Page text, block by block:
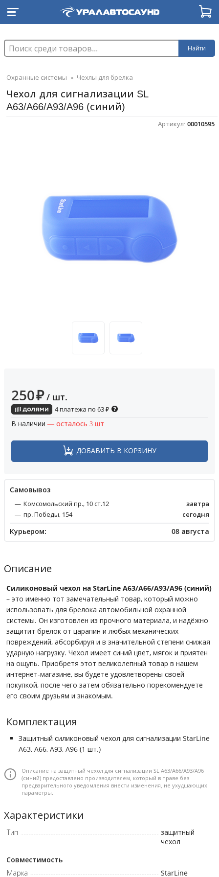
Найти
Охранные системы » Чехлы для брелка
Чехол для сигнализации SL
A63/A66/A93/A96 (синий)
Артикул: 00010595
250₽ / шт.
4 платежа по 63₽
В наличии — осталось 3 шт.
ДОБАВИТЬ В КОРЗИНУ
Cамовывоз
Комсомольский пр., 10 ст.12
завтра
пр. Победы, 154
сегодня
Курьером: 08 августа
Описание
Силиконовый чехол на StarLine A63/A66/A93/A96 (синий)
– это именно тот замечательный товар, который можно
использовать для брелока автомобильной охранной
системы. Он изготовлен из прочного материала, и надёжно
защитит брелок от царапин и любых механических
повреждений, абсорбируя и в значительной степени снижая
ударную нагрузку. Чехол имеет синий цвет, мягок и приятен
на ощупь. Приобретя этот великолепный товар в нашем
интернет-магазине, вы будете удовлетворены своей
покупкой, после чего затем обязательно порекомендуете
его своим друзьям и знакомым.
Комплектация
Защитный cиликоновый чехол для сигнализации StarLine
A63, A66, A93, A96 (1 шт.)
Описание на защитный чехол для сигнализации SL A63/A66/A93/A96
(синий) предоставлено производителем, который в праве без
предварительного уведомления внести изменения, не ухудшающих
параметры.
Характеристики
Тип
защитный
чехол
Совместимость
Марка
StarLine